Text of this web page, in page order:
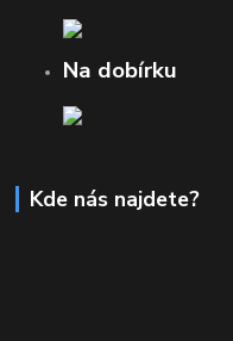
Na dobírku
Kde nás najdete?